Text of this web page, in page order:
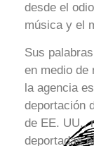
desde el
música y el
Sus
en medio de
la agencia
deportación
de EE. UU.,
deportadas